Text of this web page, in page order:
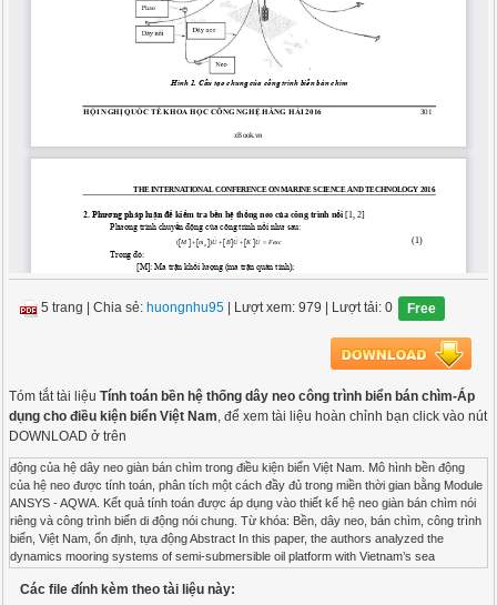
5 trang |Chia sẻ: huongnhu95 | Lượt xem: 979 | Lượt tải: 0 Free
Tóm tắt tài liệuTính toán bền hệ thống dây neo công trình biển bán chìm-Áp
dụng cho điều kiện biển Việt Nam, để xem tài liệu hoàn chỉnh bạn click vào nút
DOWNLOAD ở trên
động của hệ dây neo giàn bán chìm trong điều kiện biển Việt Nam. Mô hình bền động
của hệ neo được tính toán, phân tích một cách đầy đủ trong miền thời gian bằng Module
ANSYS - AQWA. Kết quả tính toán được áp dụng vào thiết kế hệ neo giàn bán chìm nói
riêng và công trình biển di động nói chung. Từ khóa: Bền, dây neo, bán chìm, công trình
biển, Việt Nam, ổn định, tựa động Abstract In this paper, the authors analyzed the
dynamics mooring systems of semi-submersible oil platform with Vietnam’s sea
ANSYS AQWA on the full time. Result of calculating is used for designing semi-
Các file đính kèm theo tài liệu này: